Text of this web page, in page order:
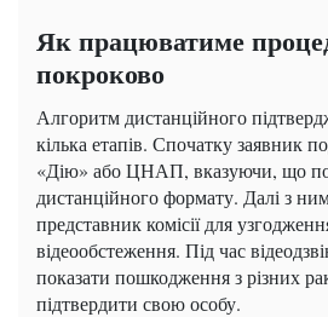
Як працюватиме
покроково
Алгоритм дистанційного
кілька етапів. Спочатку заявник
«Дію» або ЦНАП, вказуючи, що
дистанційного формату. Далі з
представник комісії для
відеообстеження. Під час
показати пошкодження з різних
підтвердити свою особу.